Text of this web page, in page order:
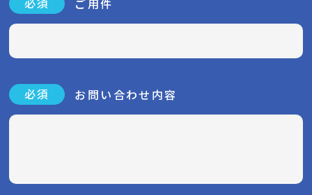
ご用件
お問い合わせ内容
必須